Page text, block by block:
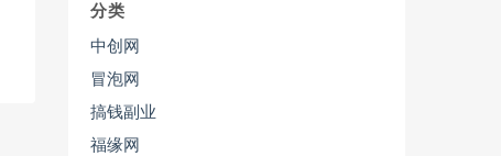
分类
中创网
冒泡网
搞钱副业
福缘网